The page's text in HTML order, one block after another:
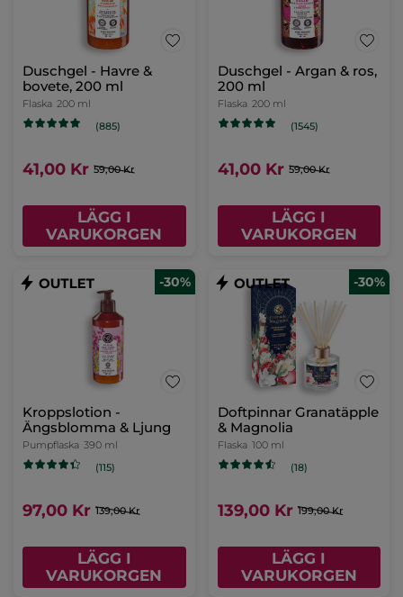
Duschgel - Havre &
bovete, 200 ml
Flaska 200 ml
(885)
41,00 Kr 59,00 Kr
LÄGG I
VARUKORGEN
Duschgel - Argan & ros,
200 ml
Flaska 200 ml
(1545)
41,00 Kr 59,00 Kr
LÄGG I
VARUKORGEN
-30%
Kroppslotion -
Ängsblomma & Ljung
Pumpflaska 390 ml
(115)
97,00 Kr 139,00 Kr
LÄGG I
VARUKORGEN
-30%
Doftpinnar Granatäpple
& Magnolia
Flaska 100 ml
(18)
139,00 Kr 199,00 Kr
LÄGG I
VARUKORGEN